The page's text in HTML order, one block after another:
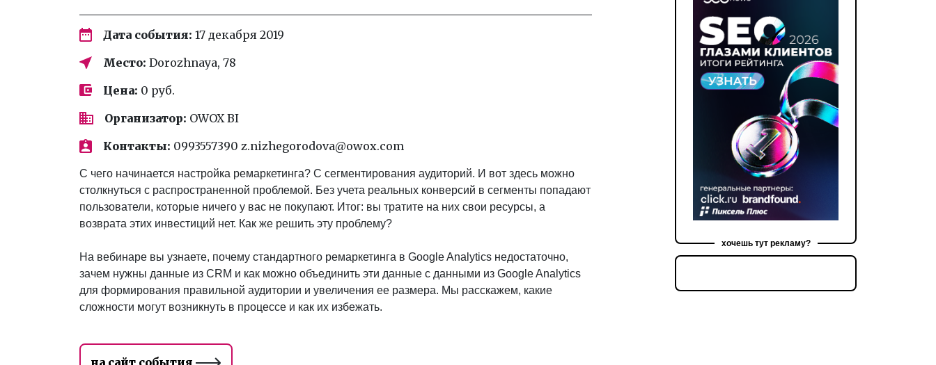
Дата события: 17 декабря 2019
Место: Dorozhnaya, 78
Цена: 0 руб.
Организатор: OWOX BI
Контакты: 0993557390 z.nizhegorodova@owox.com
С чего начинается настройка ремаркетинга? С сегментирования аудиторий. И вот здесь можно
столкнуться с распространенной проблемой. Без учета реальных конверсий в сегменты попадают
пользователи, которые ничего у вас не покупают. Итог: вы тратите на них свои ресурсы, а
возврата этих инвестиций нет. Как же решить эту проблему?
На вебинаре вы узнаете, почему стандартного ремаркетинга в Google Analytics недостаточно,
зачем нужны данные из CRM и как можно объединить эти данные с данными из Google Analytics
для формирования правильной аудитории и увеличения ее размера. Мы расскажем, какие
сложности могут возникнуть в процессе и как их избежать.
на сайт события
хочешь тут рекламу?